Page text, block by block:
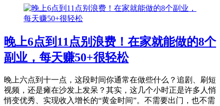
晚上6点到11点别浪费！在家就能做的8个
副业，每天赚50+很轻松
晚上六点到十一点，这段时间你通常在做些什么？追剧、刷短
视频，还是瘫在沙发上发呆？其实，这几个小时正是许多人悄
悄变优秀、实现收入增长的“黄金时间”。不需要出门，也不需